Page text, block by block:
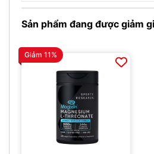
Sản phẩm đang được giảm
Giảm 11%